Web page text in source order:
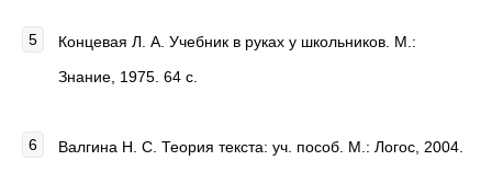
Концевая Л. А. Учебник в руках у школьников. М.:
Знание, 1975. 64 с.
Валгина Н. С. Теория текста: уч. пособ. М.: Логос, 2004.